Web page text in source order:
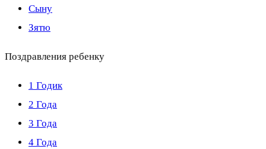
Сыну
Зятю
Поздравления ребенку
1 Годик
2 Года
3 Года
4 Года